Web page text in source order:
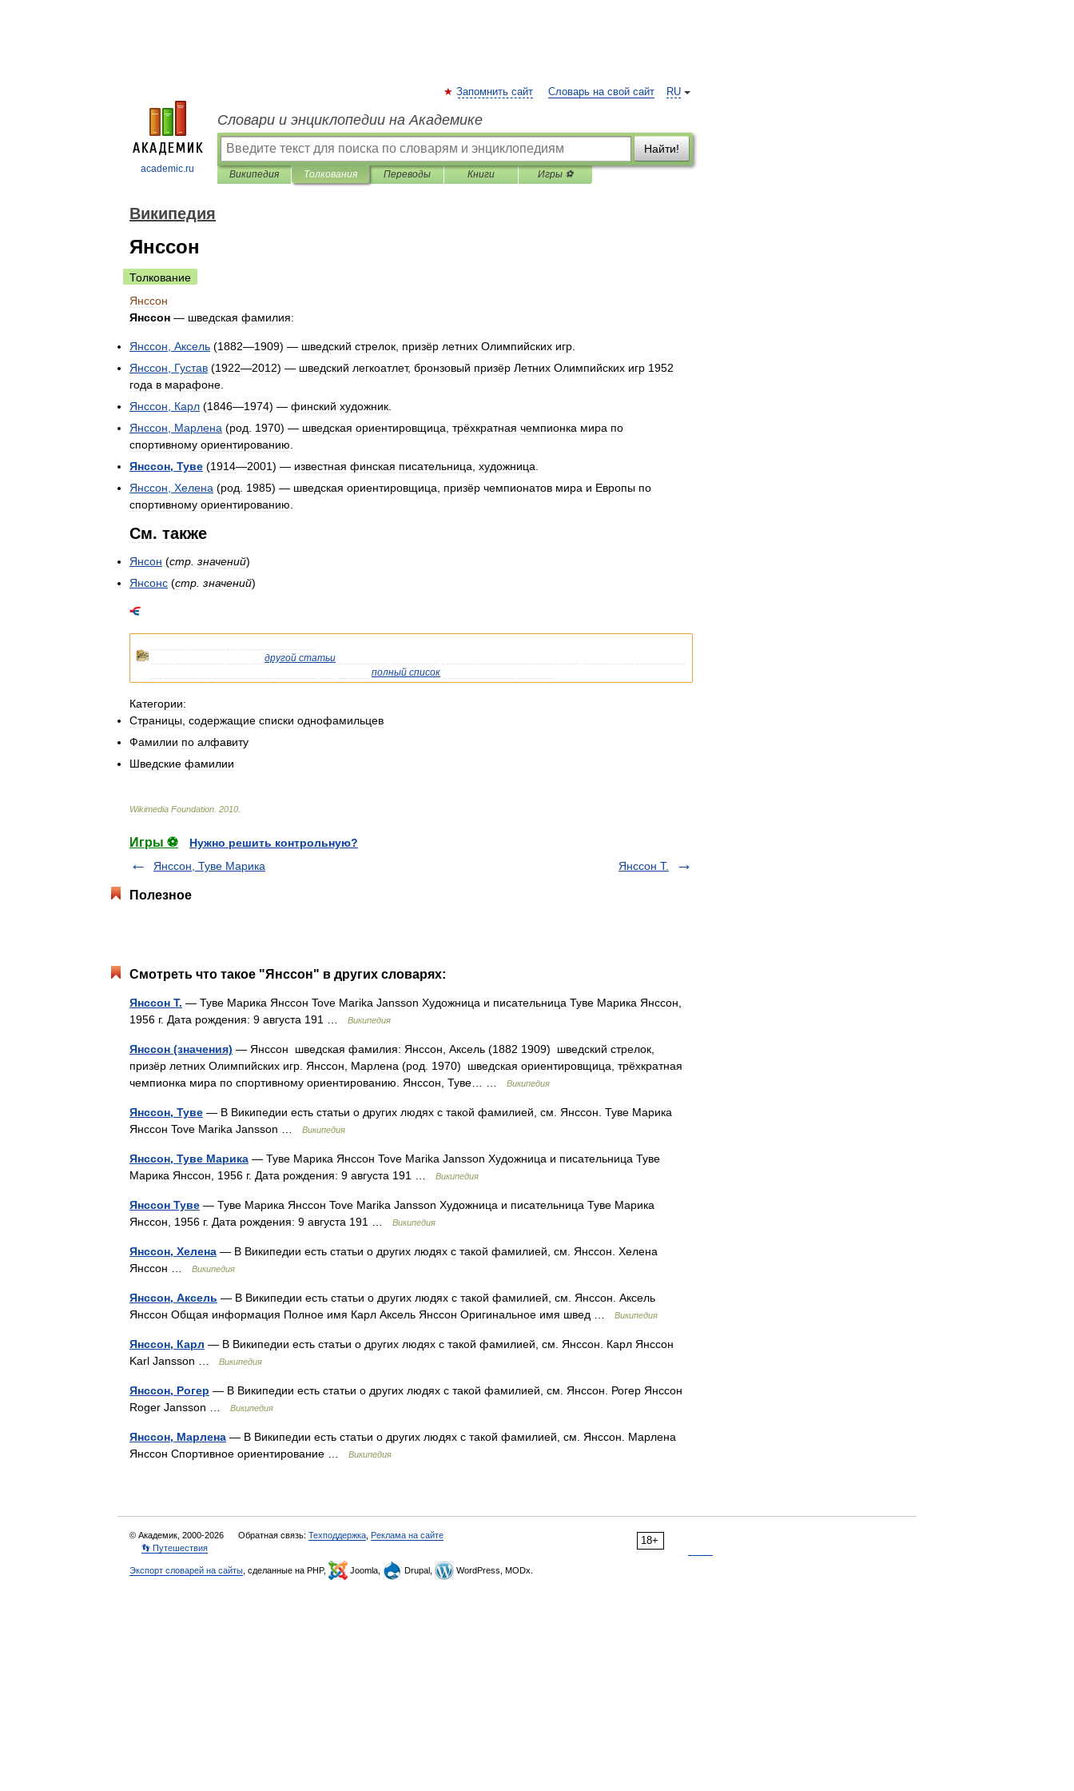
academic.ru
RU
Запомнить сайт Словарь на свой сайт
Словари и энциклопедии на Академике
Найти!
Википедия Толкования Переводы Книги Игры ⚽
Википедия
Янссон
Толкование
Янссон
Янссон — шведская фамилия:
Янссон Аксель (1882—1909) — шведский стрелок призёр летних Олимпийских игр
Янссон
Густав (1922—2012) — шведский легкоатлет, бронзовый призёр Летних Олимпийских игр 1952
года в марафоне
Янссон
Карл (1846—1974) — финский художник
Янссон
Марлена (род 1970) — шведская ориентировщица трёхкратная чемпионка мира по
спортивному ориентированию
Янссон, Туве (1914—2001) — известная финская писательница художница
Янссон Хелена (род 1985) — шведская ориентировщица призёр чемпионатов мира и Европы по
спортивному ориентированию
См. также
Янсон (стр значений)
Янсонс (стр значений)
другой статьи
полный список
Категории:
Страницы содержащие списки однофамильцев
Фамилии по алфавиту
Шведские фамилии
Wikimedia Foundation 2010
Игры ⚽
Нужно решить контрольную?
Янссон, Туве Марика
Янссон Т.
Полезное
Смотреть что такое "Янссон" в других словарях:
Янссон Т. — Туве Марика Янссон Tove Marika Jansson Художница и писательница Туве Марика Янссон,
1956 г. Дата рождения: 9 августа 191 …
Википедия
Янссон (значения) — Янссон шведская фамилия: Янссон, Аксель (1882 1909) шведский стрелок,
призёр летних Олимпийских игр. Янссон, Марлена (род. 1970) шведская ориентировщица, трёхкратная
чемпионка мира по спортивному ориентированию. Янссон, Туве… …
Википедия
Янссон, Туве — В Википедии есть статьи о других людях с такой фамилией, см. Янссон. Туве Марика
Янссон Tove Marika Jansson …
Википедия
Янссон, Туве Марика — Туве Марика Янссон Tove Marika Jansson Художница и писательница Туве
Марика Янссон, 1956 г. Дата рождения: 9 августа 191 …
Википедия
Янссон Туве — Туве Марика Янссон Tove Marika Jansson Художница и писательница Туве Марика
Янссон, 1956 г. Дата рождения: 9 августа 191 …
Википедия
Янссон, Хелена — В Википедии есть статьи о других людях с такой фамилией, см. Янссон. Хелена
Янссон …
Википедия
Янссон, Аксель — В Википедии есть статьи о других людях с такой фамилией, см. Янссон. Аксель
Янссон Общая информация Полное имя Карл Аксель Янссон Оригинальное имя швед …
Википедия
Янссон, Карл — В Википедии есть статьи о других людях с такой фамилией, см. Янссон. Карл Янссон
Karl Jansson …
Википедия
Янссон, Рогер — В Википедии есть статьи о других людях с такой фамилией, см. Янссон. Рогер Янссон
Roger Jansson …
Википедия
Янссон, Марлена — В Википедии есть статьи о других людях с такой фамилией, см. Янссон. Марлена
Янссон Спортивное ориентирование …
Википедия
18+
© Академик, 2000-2026 Обратная связь: Техподдержка Реклама на сайте
👣 Путешествия
Экспорт словарей на сайты , сделанные на PHP, Joomla, Drupal, WordPress, MODx.